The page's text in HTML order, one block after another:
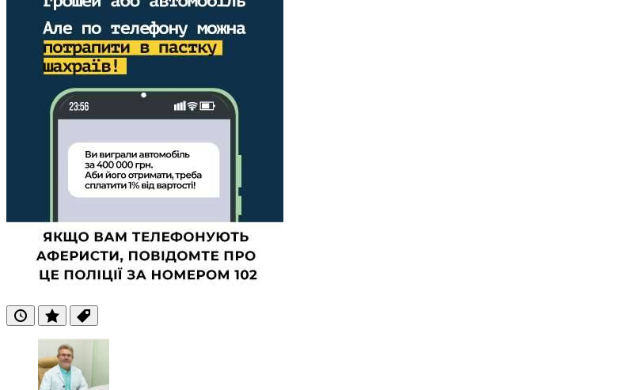
ОстанніПопулярні
Теги